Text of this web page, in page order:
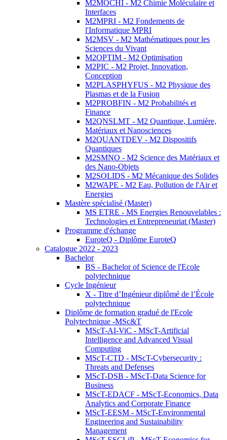
M2MOCHI - M2 Chimie Moléculaire et
Interfaces
M2MPRI - M2 Fondements de
l'Informatique MPRI
M2MSV - M2 Mathématiques pour les
Sciences du Vivant
M2OPTIM - M2 Optimisation
M2PIC - M2 Projet, Innovation,
Conception
M2PLASPHYFUS - M2 Physique des
Plasmas et de la Fusion
M2PROBFIN - M2 Probabilités et
Finance
M2QNSLMT - M2 Quantique, Lumière,
Matériaux et Nanosciences
M2QUANTDEV - M2 Dispositifs
Quantiques
M2SMNO - M2 Science des Matériaux et
des Nano-Objets
M2SOLIDS - M2 Mécanique des Solides
M2WAPE - M2 Eau, Pollution de l'Air et
Energies
Mastère spécialisé (Master)
MS ETRE - MS Energies Renouvelables :
Technologies et Entrepreneuriat (Master)
Programme d'échange
EuroteQ - Diplôme EuroteQ
Catalogue 2022 - 2023
Bachelor
BS - Bachelor of Science de l'Ecole
polytechnique
Cycle Ingénieur
X - Titre d’Ingénieur diplômé de l’École
polytechnique
Diplôme de formation gradué de l'Ecole
Polytechnique -MSc&T
MScT-AI-ViC - MScT-Artificial
Intelligence and Advanced Visual
Computing
MScT-CTD - MScT-Cybersecurity :
Threats and Defenses
MScT-DSB - MScT-Data Science for
Business
MScT-EDACF - MScT-Economics, Data
Analytics and Corporate Finance
MScT-EESM - MScT-Environmental
Engineering and Sustainability
Management